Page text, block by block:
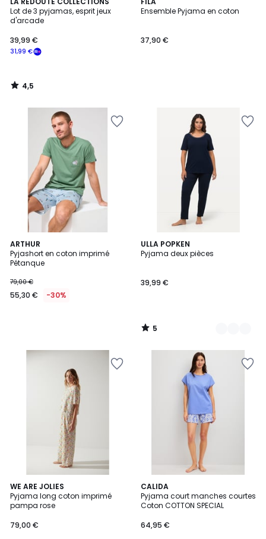
Lot de 3 pyjamas, esprit jeux
d'arcade
31,99 €
39,99 €
/ 5
4,5
/
Ensemble Pyjama en coton
37,90 €
ARTHUR
Pyjashort en coton imprimé
Pétanque
79,00 €
55,30 € -30%
ULLA POPKEN
Pyjama deux pièces
39,99 €
5
/
7
Couleurs
5
/
WE ARE JOLIES
Pyjama long coton imprimé
pampa rose
79,00 €
CALIDA
Pyjama court manches courtes
Coton COTTON SPECIAL
64,95 €